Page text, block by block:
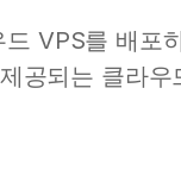
VPS를 배포
공되는 클라